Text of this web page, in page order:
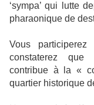
‘sympa’ qui lutte
pharaonique de
Vous
constaterez que
contribue à la «
quartier historique